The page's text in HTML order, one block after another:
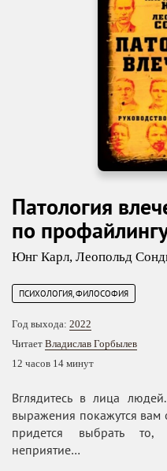
Патология
по
Юнг Карл, Леопольд
ПСИХОЛОГИЯ, ФИЛОСОФИЯ
Год выхода: 2022
Читает Владислав Горбылев
12 часов 14 минут
Вглядитесь в лица
выражения покажутся
придется выбрать то,
неприятие…